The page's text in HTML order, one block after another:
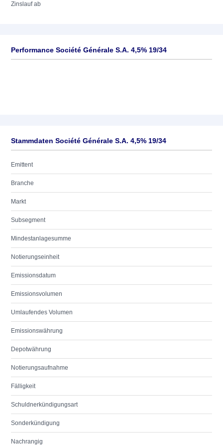
Zinslauf ab
Performance Société Générale S.A. 4,5% 19/34
Stammdaten Société Générale S.A. 4,5% 19/34
Emittent
Branche
Markt
Subsegment
Mindestanlagesumme
Notierungseinheit
Emissionsdatum
Emissionsvolumen
Umlaufendes Volumen
Emissionswährung
Depotwährung
Notierungsaufnahme
Fälligkeit
Schuldnerkündigungsart
Sonderkündigung
Nachrangig